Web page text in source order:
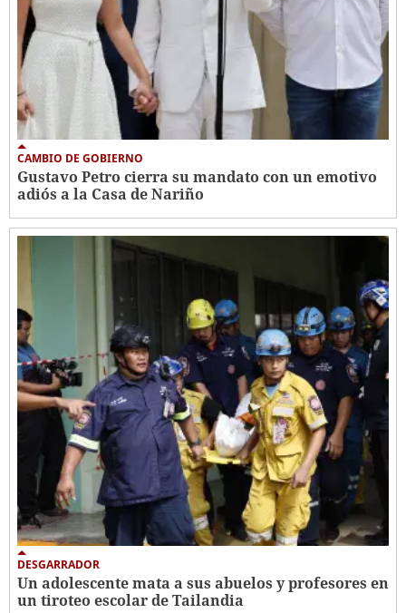
CAMBIO DE GOBIERNO
Gustavo Petro cierra su mandato con un emotivo
adiós a la Casa de Nariño
DESGARRADOR
Un adolescente mata a sus abuelos y profesores en
un tiroteo escolar de Tailandia